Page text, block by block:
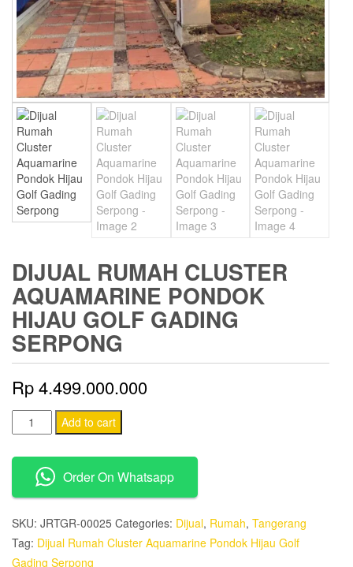
DIJUAL RUMAH CLUSTER
AQUAMARINE PONDOK
HIJAU GOLF GADING
SERPONG
Rp4.499.000.000
Dijual
Rumah
Cluster
Aquamarine
Pondok
Hijau
Golf
Gading
Add to cart
Order On Whatsapp
SKU: JRTGR-00025 Categories: Dijual, Rumah, Tangerang
Tag: Dijual Rumah Cluster Aquamarine Pondok Hijau Golf
Gading Serpong